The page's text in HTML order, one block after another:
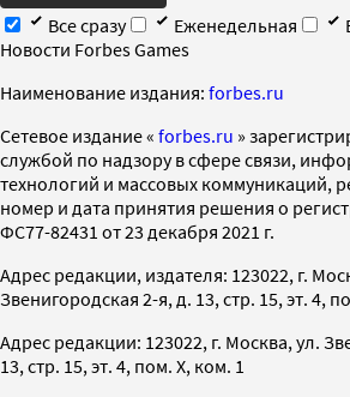
Все сразу
Еженедельная
Новости Forbes Games
Наименование издания: forbes.ru
Cетевое издание « forbes.ru »
службой по надзору в сфере связи,
технологий и массовых коммуникаций,
номер и дата принятия решения о
ФС77-82431 от 23 декабря 2021 г.
Адрес редакции, издателя: 123022, г.
Звенигородская 2-я, д. 13, стр. 15, эт. 4,
Адрес редакции: 123022, г. Москва, ул.
13, стр. 15, эт. 4, пом. X, ком. 1